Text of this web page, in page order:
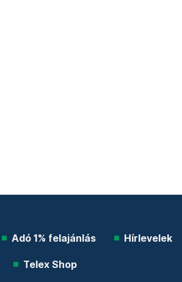
Adó 1% felajánlás Hírlevelek
Telex Shop